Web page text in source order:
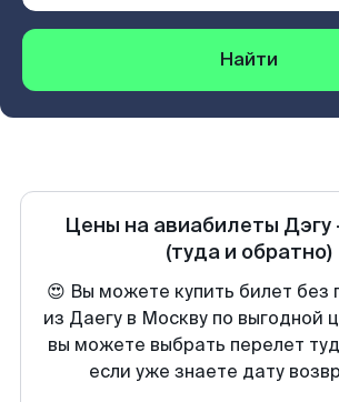
Найти
Цены на авиабилеты Дэгу
(туда и обратно)
😍 Вы можете купить билет без
из Даегу в Москву по выгодной
вы можете выбрать перелет
если уже знаете дату